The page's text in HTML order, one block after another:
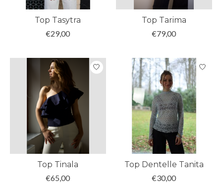
Top Tasytra
€29,00
Top Tarima
€79,00
Top Tinala
€65,00
Top Dentelle Tanita
€30,00